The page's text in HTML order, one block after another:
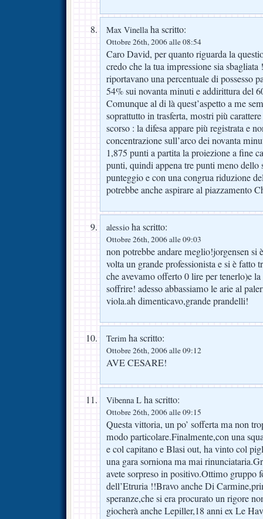
Max Vinellaha scritto:
Ottobre 26th, 2006 alle 08:54
Caro David, per quanto riguarda la
credo che la tua impressione sia
riportavano una percentuale di possesso
54% sui novanta minuti e addirittura del
Comunque al di là quest’aspetto a me
soprattutto in trasferta, mostri più
scorso : la difesa appare più registrata e
concentrazione sull’arco dei novanta
1,875 punti a partita la proiezione a fine
punti, quindi appena tre punti meno dello
punteggio e con una congrua riduzione
potrebbe anche aspirare al piazzamento
alessio ha scritto:
Ottobre 26th, 2006 alle 09:03
non potrebbe andare meglio!jorgensen si
volta un grande professionista e si è fatto
che avevamo offerto 0 lire per tenerlo)e la
soffrire! adesso abbassiamo le arie al
viola.ah dimenticavo,grande prandelli!
Terim ha scritto:
Ottobre 26th, 2006 alle 09:12
AVE CESARE!
Vibenna L ha scritto:
Ottobre 26th, 2006 alle 09:15
Questa vittoria, un po’ sofferta ma non
modo particolare.Finalmente,con una
e col capitano e Blasi out, ha vinto col
una gara sorniona ma mai
avete sorpreso in positivo.Ottimo gruppo
dell’Etruria !!Bravo anche Di
speranze,che si era procurato un rigore
giocherà anche Lepiller,18 anni ex Le